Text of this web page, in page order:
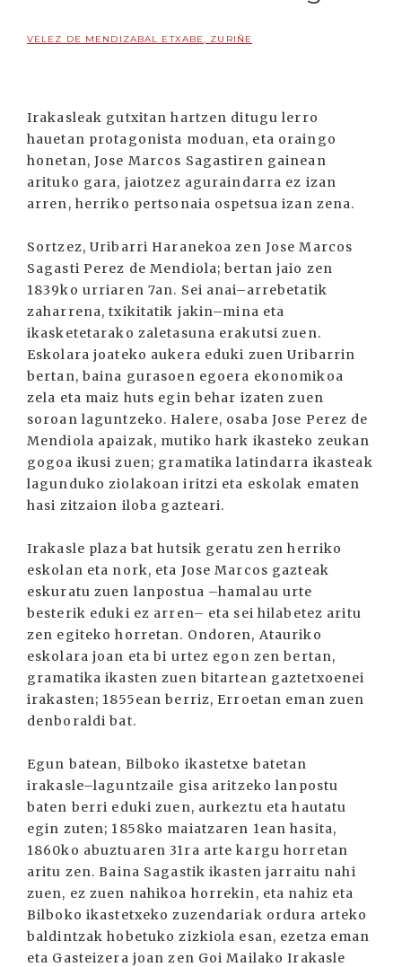
VELEZ DE MENDIZABAL ETXABE, ZURIÑE
Irakasleak gutxitan hartzen ditugu lerro
hauetan protagonista moduan, eta oraingo
honetan, Jose Marcos Sagastiren gainean
arituko gara, jaiotzez aguraindarra ez izan
arren, herriko pertsonaia ospetsua izan zena.
Sortzez, Uribarri Haranekoa zen Jose Marcos
Sagasti Perez de Mendiola; bertan jaio zen
1839ko urriaren 7an. Sei anai–arrebetatik
zaharrena, txikitatik jakin–mina eta
ikasketetarako zaletasuna erakutsi zuen.
Eskolara joateko aukera eduki zuen Uribarrin
bertan, baina gurasoen egoera ekonomikoa
zela eta maiz huts egin behar izaten zuen
soroan laguntzeko. Halere, osaba Jose Perez de
Mendiola apaizak, mutiko hark ikasteko zeukan
gogoa ikusi zuen; gramatika latindarra ikasteak
lagunduko ziolakoan iritzi eta eskolak ematen
hasi zitzaion iloba gazteari.
Irakasle plaza bat hutsik geratu zen herriko
eskolan eta nork, eta Jose Marcos gazteak
eskuratu zuen lanpostua –hamalau urte
besterik eduki ez arren– eta sei hilabetez aritu
zen egiteko horretan. Ondoren, Atauriko
eskolara joan eta bi urtez egon zen bertan,
gramatika ikasten zuen bitartean gaztetxoenei
irakasten; 1855ean berriz, Erroetan eman zuen
denboraldi bat.
Egun batean, Bilboko ikastetxe batetan
irakasle–laguntzaile gisa aritzeko lanpostu
baten berri eduki zuen, aurkeztu eta hautatu
egin zuten; 1858ko maiatzaren 1ean hasita,
1860ko abuztuaren 31ra arte kargu horretan
aritu zen. Baina Sagastik ikasten jarraitu nahi
zuen, ez zuen nahikoa horrekin, eta nahiz eta
Bilboko ikastetxeko zuzendariak ordura arteko
baldintzak hobetuko zizkiola esan, ezetza eman
eta Gasteizera joan zen Goi Mailako Irakasle